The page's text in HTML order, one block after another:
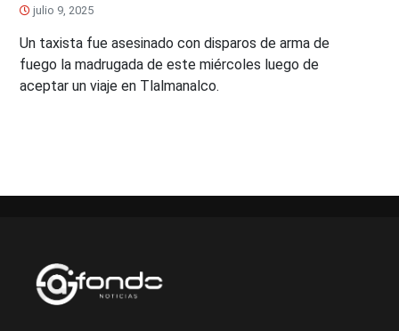
julio 9, 2025
Un taxista fue asesinado con disparos de arma de
fuego la madrugada de este miércoles luego de
aceptar un viaje en Tlalmanalco.